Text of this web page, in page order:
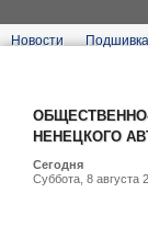
Новости
НЕНЕЦКОГО
Сегодня
Суббота, 8 августа